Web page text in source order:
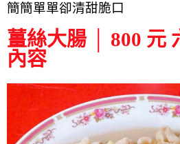
簡簡單單卻清甜脆口
薑絲大腸 │ 800 元
內容